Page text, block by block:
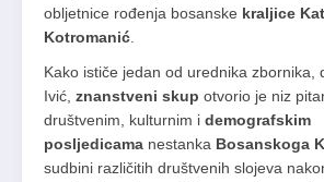
obljetnice rođenja bosanske kraljice
Kotromanić
Kako ističe jedan od urednika zbornika,
Ivić, znanstveni skup otvorio je niz
društvenim, kulturnim i demografskim
posljedicama nestanka Bosanskoga
sudbini različitih društvenih slojeva